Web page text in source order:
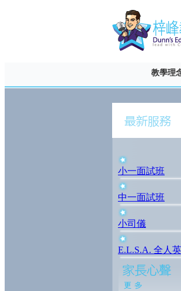
教學理
小一面試班
中一面試班
小司儀
E.L.S.A. 全人